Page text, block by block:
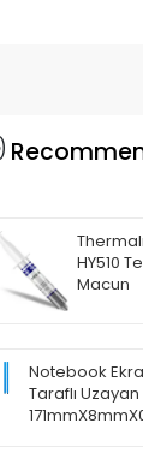
HY510
Macun
Notebook
Taraflı